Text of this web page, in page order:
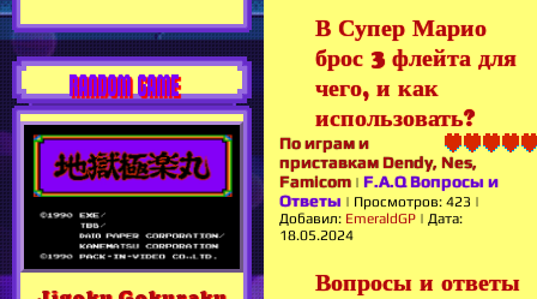
RANDOM GAME
В Супер Марио
брос 3 флейта для
чего, и как
использовать?
По играм и
приставкам Dendy, Nes,
Famicom | F.A.Q Вопросы и
Ответы | Просмотров: 423 |
Добавил: EmeraldGP | Дата:
18.05.2024
Вопросы и ответы